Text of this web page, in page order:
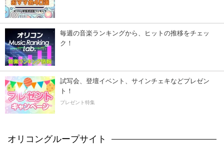
毎週の音楽ランキングから、ヒットの推移をチェッ
ク！
試写会、登壇イベント、サインチェキなどプレゼン
ト！
プレゼント特集
オリコングループサイト